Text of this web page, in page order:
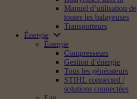
Manuel d’utilisation de
toutes les balayeuses
Transporteurs
Énergie
Énergie
Compresseurs
Gestion d’énergie
Tous les générateurs
STIHL connected /
solutions connectées